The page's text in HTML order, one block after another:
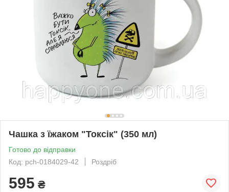
Чашка з їжаком "Токсік" (350 мл)
Готово до відправки
Код: pch-0184029-42
Роздріб
595 ₴